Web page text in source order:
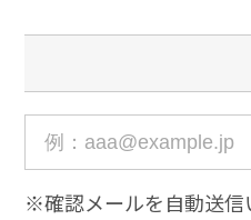
※確認メールを自動送信